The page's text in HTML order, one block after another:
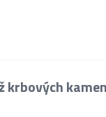
krbových